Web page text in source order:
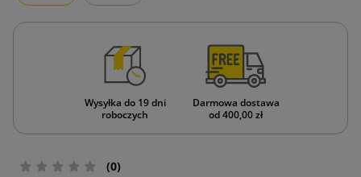
Wysyłka do 19 dni
roboczych
Darmowa dostawa
od 400,00 zł
(0)